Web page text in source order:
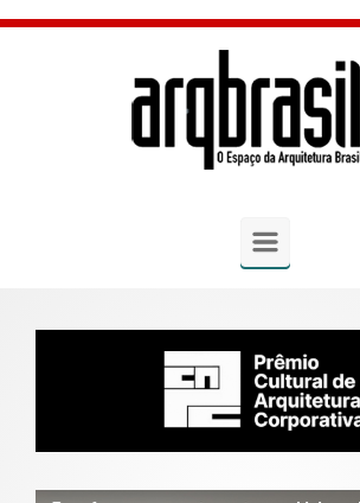
Skip to main content